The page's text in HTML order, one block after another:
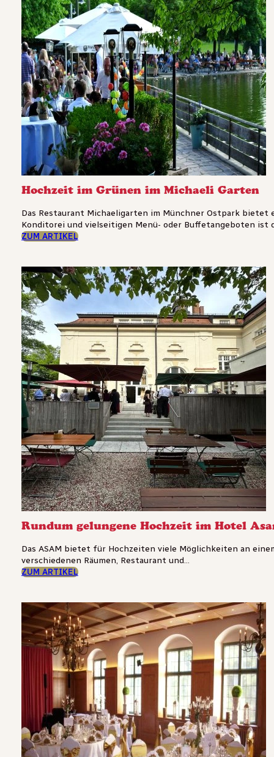
Hochzeit im Grünen im Michaeli Garten
Das Restaurant Michaeligarten im Münchner Ostpark
Konditorei und vielseitigen Menü- oder Buffetangeboten ist
ZUM ARTIKEL
Rundum gelungene Hochzeit im Hotel
Das ASAM bietet für Hochzeiten viele Möglichkeiten an
verschiedenen Räumen, Restaurant und...
ZUM ARTIKEL